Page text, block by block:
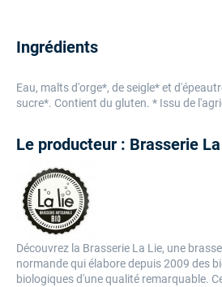
Ingrédients
Eau, malts d'orge*, de seigle* et
sucre*. Contient du gluten. * Issu de
Le producteur : Brasserie
Découvrez la Brasserie La Lie, une
normande qui élabore depuis 2009 des
biologiques d'une qualité remarquable.